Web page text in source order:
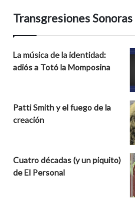
Transgresiones Sonoras
La música de la identidad:
adiós a Totó la Momposina
Patti Smith y el fuego de la
creación
Cuatro décadas (y un piquito)
de El Personal